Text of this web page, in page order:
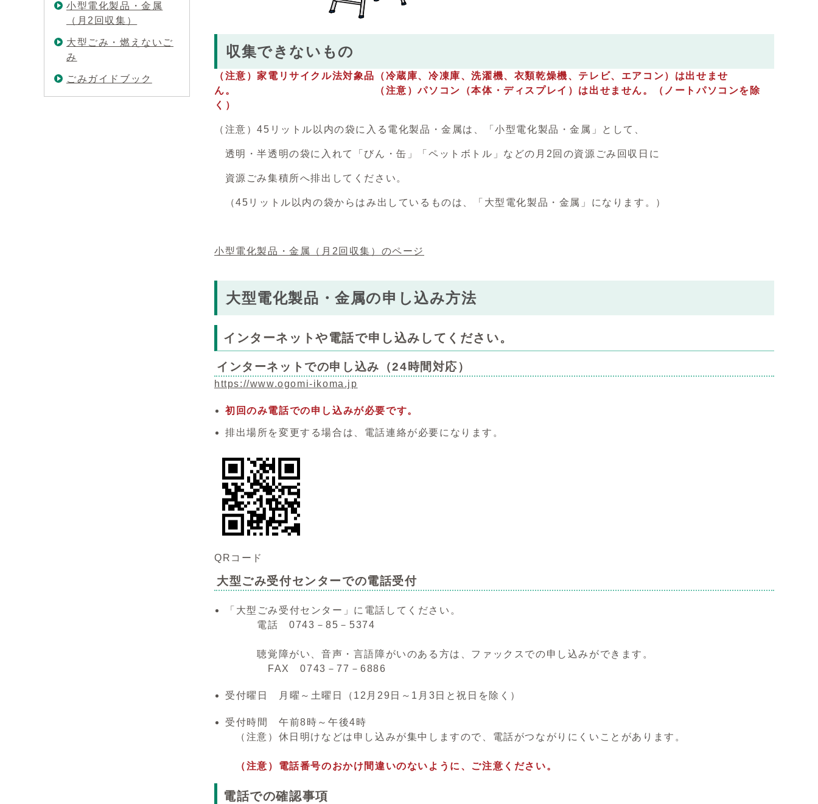
収集できないもの
（注意）家電リサイクル法対象品（冷蔵庫、冷凍庫、洗濯機、衣類乾燥機、テレビ、エアコン）は出せませ
ん。
（注意）パソコン（本体・ディスプレイ）は出せません。（ノートパソコンを除
く）
（注意）45リットル以内の袋に入る電化製品・金属は、「小型電化製品・金属」として、
透明・半透明の袋に入れて「びん・缶」「ペットボトル」などの月2回の資源ごみ回収日に
資源ごみ集積所へ排出してください。
（45リットル以内の袋からはみ出しているものは、「大型電化製品・金属」になります。）
小型電化製品・金属（月2回収集）のページ
大型電化製品・金属の申し込み方法
インターネットや電話で申し込みしてください。
インターネットでの申し込み（24時間対応）
https://www.ogomi-ikoma.jp
初回のみ電話での申し込みが必要です。
排出場所を変更する場合は、電話連絡が必要になります。
QRコード
大型ごみ受付センターでの電話受付
「大型ごみ受付センター」に電話してください。
電話 0743－85－5374
聴覚障がい、音声・言語障がいのある方は、ファックスでの申し込みができます。
FAX 0743－77－6886
受付曜日 月曜～土曜日（12月29日～1月3日と祝日を除く）
受付時間 午前8時～午後4時
（注意）休日明けなどは申し込みが集中しますので、電話がつながりにくいことがあります。
（注意）電話番号のおかけ間違いのないように、ご注意ください。
電話での確認事項
小型電化製品・金属
（月2回収集）
大型ごみ・燃えないご
み
ごみガイドブック